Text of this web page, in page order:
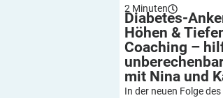
2 Minuten
Diabetes-
Höhen &
Coaching –
mit Nina und
In der neuen Folge